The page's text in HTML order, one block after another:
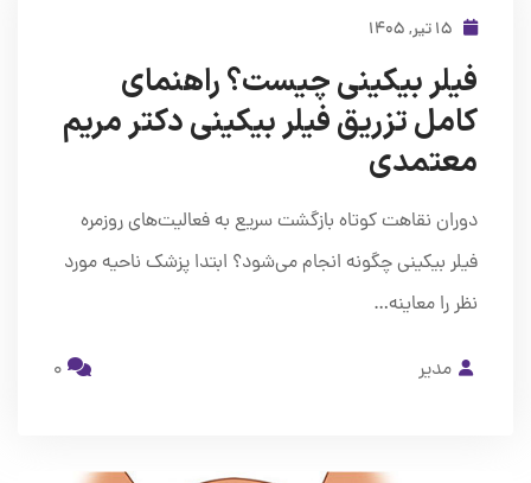
فیلر بیکینی چیست؟ راهنمای
کامل تزریق فیلر بیکینی دکتر مریم
معتمدی
دوران نقاهت کوتاه بازگشت سریع به فعالیت‌های روزمره
فیلر بیکینی چگونه انجام می‌شود؟ ابتدا پزشک ناحیه مورد
نظر را معاینه…
مدیر